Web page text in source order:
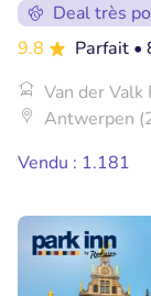
Deal très
9.8
Parfait •
Van der
Antwerpen
Vendu : 1.181